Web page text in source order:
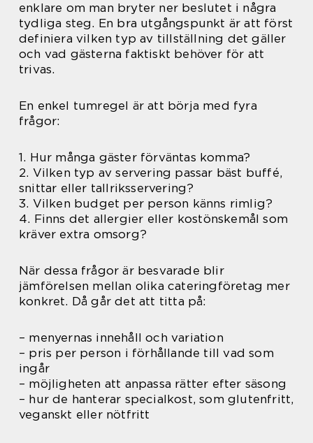
enklare om man bryter ner beslutet i några
tydliga steg. En bra utgångspunkt är att först
definiera vilken typ av tillställning det gäller
och vad gästerna faktiskt behöver för att
trivas.
En enkel tumregel är att börja med fyra
frågor:
1. Hur många gäster förväntas komma?
2. Vilken typ av servering passar bäst buffé,
snittar eller tallriksservering?
3. Vilken budget per person känns rimlig?
4. Finns det allergier eller kostönskemål som
kräver extra omsorg?
När dessa frågor är besvarade blir
jämförelsen mellan olika cateringföretag mer
konkret. Då går det att titta på:
– menyernas innehåll och variation
– pris per person i förhållande till vad som
ingår
– möjligheten att anpassa rätter efter säsong
– hur de hanterar specialkost, som glutenfritt,
veganskt eller nötfritt